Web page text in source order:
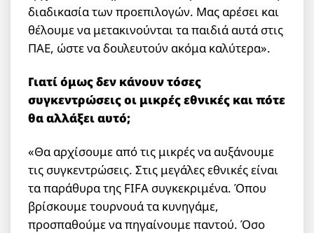
διαδικασία των προεπιλογών. Μας αρέσει και
θέλουμε να μετακινούνται τα παιδιά αυτά στις
ΠΑΕ, ώστε να δουλευτούν ακόμα καλύτερα».
Γιατί όμως δεν κάνουν τόσες
συγκεντρώσεις οι μικρές εθνικές και πότε
θα αλλάξει αυτό;
«Θα αρχίσουμε από τις μικρές να αυξάνουμε
τις συγκεντρώσεις. Στις μεγάλες εθνικές είναι
τα παράθυρα της FIFA συγκεκριμένα. Όπου
βρίσκουμε τουρνουά τα κυνηγάμε,
προσπαθούμε να πηγαίνουμε παντού. Όσο